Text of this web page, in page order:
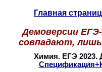
Главная
Демоверсии
совпадают, лишь
Химия. ЕГЭ 2023.